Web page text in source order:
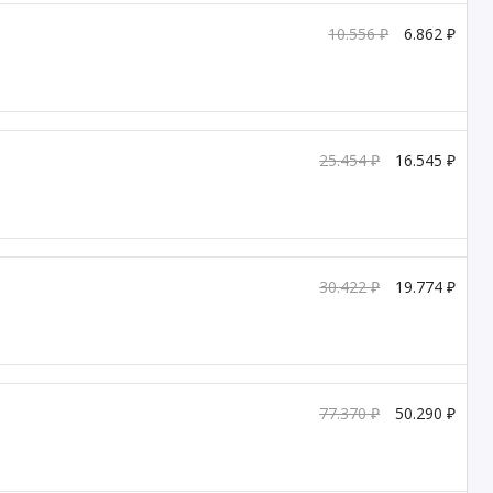
10.556 ₽ 6.862 ₽
25.454 ₽ 16.545 ₽
30.422 ₽ 19.774 ₽
77.370 ₽ 50.290 ₽